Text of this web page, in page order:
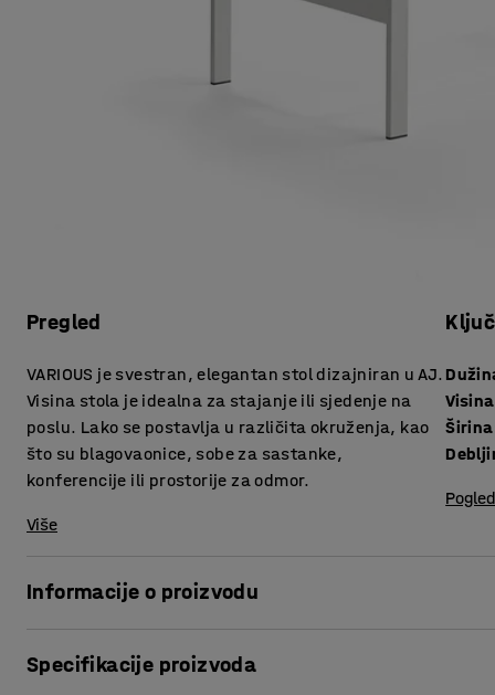
Pregled
VARIOUS je svestran, elegantan stol dizajniran u AJ.
Visina stola je idealna za stajanje ili sjedenje na
poslu. Lako se postavlja u različita okruženja, kao
što su blagovaonice, sobe za sastanke,
konferencije ili prostorije za odmor.
Više
Visina
Širina
Informacije o proizvodu
za AJ jer je dizajniran u našoj tvornici. Odgovara većini
Specifikacije proizvoda